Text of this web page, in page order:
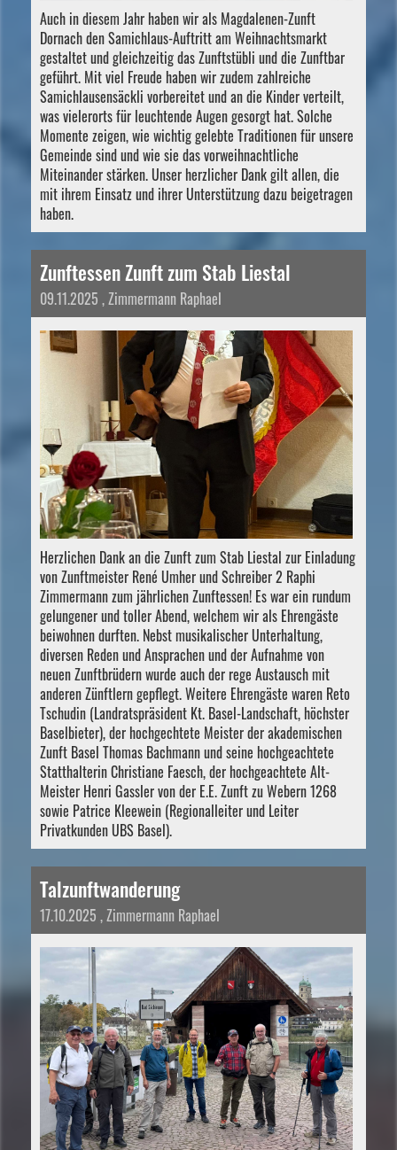
Auch in diesem Jahr haben wir als Magdalenen-Zunft
Dornach den Samichlaus-Auftritt am Weihnachtsmarkt
gestaltet und gleichzeitig das Zunftstübli und die Zunftbar
geführt. Mit viel Freude haben wir zudem zahlreiche
Samichlausensäckli vorbereitet und an die Kinder verteilt,
was vielerorts für leuchtende Augen gesorgt hat. Solche
Momente zeigen, wie wichtig gelebte Traditionen für unsere
Gemeinde sind und wie sie das vorweihnachtliche
Miteinander stärken. Unser herzlicher Dank gilt allen, die
mit ihrem Einsatz und ihrer Unterstützung dazu beigetragen
haben.
Zunftessen Zunft zum Stab Liestal
09.11.2025 , Zimmermann Raphael
Herzlichen Dank an die Zunft zum Stab Liestal zur Einladung
von Zunftmeister René Umher und Schreiber 2 Raphi
Zimmermann zum jährlichen Zunftessen! Es war ein rundum
gelungener und toller Abend, welchem wir als Ehrengäste
beiwohnen durften. Nebst musikalischer Unterhaltung,
diversen Reden und Ansprachen und der Aufnahme von
neuen Zunftbrüdern wurde auch der rege Austausch mit
anderen Zünftlern gepflegt. Weitere Ehrengäste waren Reto
Tschudin (Landratspräsident Kt. Basel-Landschaft, höchster
Baselbieter), der hochgechtete Meister der akademischen
Zunft Basel Thomas Bachmann und seine hochgeachtete
Statthalterin Christiane Faesch, der hochgeachtete Alt-
Meister Henri Gassler von der E.E. Zunft zu Webern 1268
sowie Patrice Kleewein (Regionalleiter und Leiter
Privatkunden UBS Basel).
Talzunftwanderung
17.10.2025 , Zimmermann Raphael